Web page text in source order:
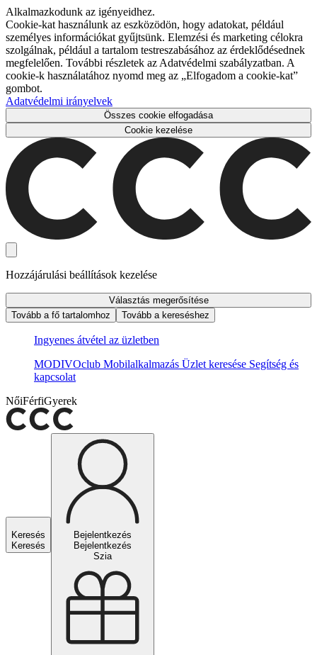
Alkalmazkodunk az igényeidhez.
Cookie-kat használunk az eszközödön, hogy adatokat, például
személyes információkat gyűjtsünk. Elemzési és marketing célokra
szolgálnak, például a tartalom testreszabásához az érdeklődésednek
megfelelően. További részletek az Adatvédelmi szabályzatban. A
cookie-k használatához nyomd meg az „Elfogadom a cookie-kat”
gombot.
Adatvédelmi irányelvek
Összes cookie elfogadása
Cookie kezelése
Hozzájárulási beállítások kezelése
Választás megerősítése
Tovább a fő tartalomhoz
Tovább a kereséshez
Ingyenes átvétel az üzletben
MODIVOclub Mobilalkalmazás Üzlet keresése Segítség és
kapcsolat
NőiFérfiGyerek
Keresés
Keresés
Bejelentkezés
Bejelentkezés
Szia